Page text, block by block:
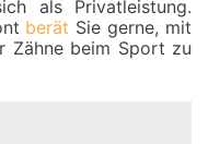
als Privatleistung.
berät Sie gerne, mit
Zähne beim Sport zu